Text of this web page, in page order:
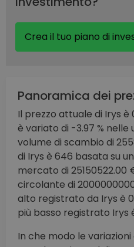
Crea il tuo piano di
Panoramica dei
Il prezzo attuale di Irys è
è variato di -3.97 % nelle
volume di scambio di
di Irys è 646 basata su
mercato di 25150522.00
circolante di
alto registrato da Irys è
più basso registrato Irys
In che modo le